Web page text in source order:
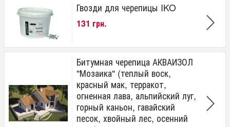
Гвозди для черепицы IKO
131 грн.
Битумная черепица АКВАИЗОЛ
"Мозаика" (теплый воск,
красный мак, терракот,
огненная лава, альпийский луг,
горный каньон, гавайский
песок, хвойный лес, осенний